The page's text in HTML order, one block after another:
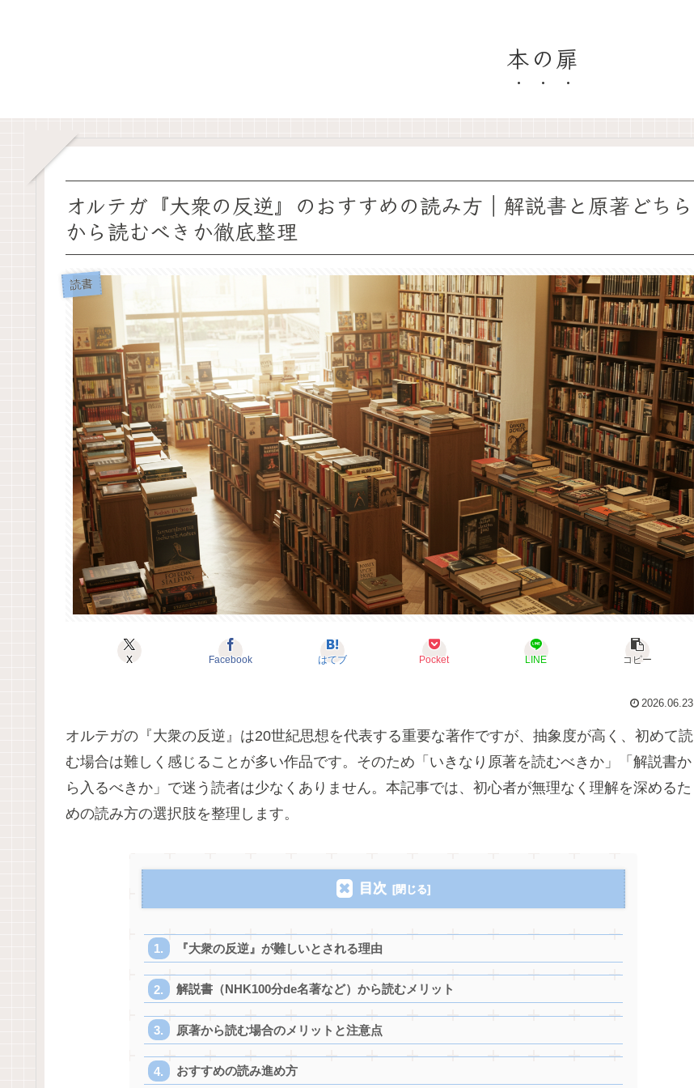
本の扉
オルテガ『大衆の反逆』のおすすめの読み方｜解説書と原著どちら
から読むべきか徹底整理
読書
X Facebook はてブ Pocket LINE コピー
2026.06.23
オルテガの『大衆の反逆』は20世紀思想を代表する重要な著作ですが、抽象度が高く、初めて読
む場合は難しく感じることが多い作品です。そのため「いきなり原著を読むべきか」「解説書か
ら入るべきか」で迷う読者は少なくありません。本記事では、初心者が無理なく理解を深めるた
めの読み方の選択肢を整理します。
目次
『大衆の反逆』が難しいとされる理由
解説書（NHK100分de名著など）から読むメリット
原著から読む場合のメリットと注意点
おすすめの読み進め方